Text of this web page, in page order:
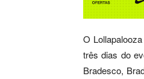
O
três dias do
Bradesco,